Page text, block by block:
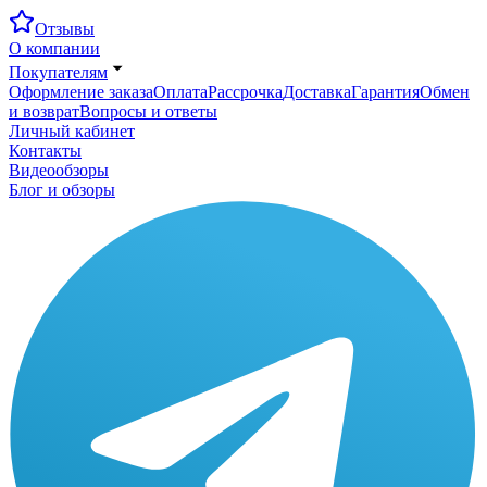
Отзывы
О компании
Покупателям
Оформление заказаОплатаРассрочкаДоставкаГарантияОбмен
и возвратВопросы и ответы
Личный кабинет
Контакты
Видеообзоры
Блог и обзоры